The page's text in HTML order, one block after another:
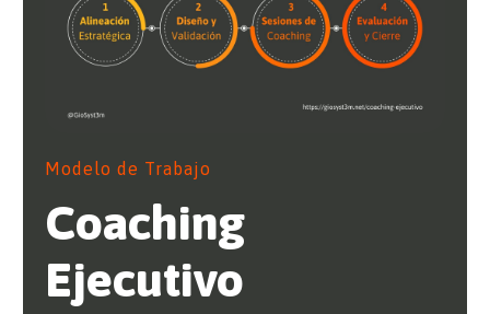
Modelo de Trabajo
Coaching
Ejecutivo